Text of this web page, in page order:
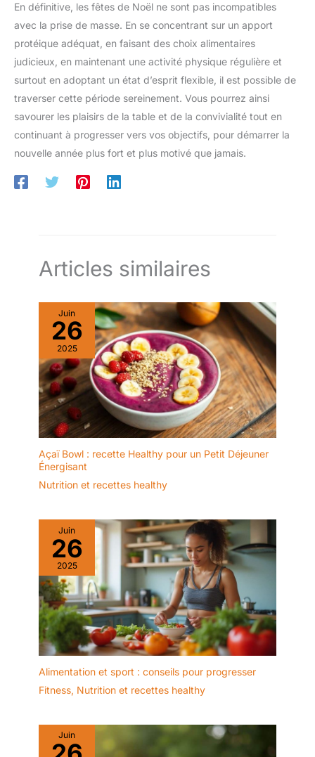
En définitive, les fêtes de Noël ne sont pas incompatibles
avec la prise de masse. En se concentrant sur un apport
protéique adéquat, en faisant des choix alimentaires
judicieux, en maintenant une activité physique régulière et
surtout en adoptant un état d’esprit flexible, il est possible de
traverser cette période sereinement. Vous pourrez ainsi
savourer les plaisirs de la table et de la convivialité tout en
continuant à progresser vers vos objectifs, pour démarrer la
nouvelle année plus fort et plus motivé que jamais.
Articles similaires
Juin
26
2025
Açaï Bowl : recette Healthy pour un Petit Déjeuner
Énergisant
Nutrition et recettes healthy
Juin
26
2025
Alimentation et sport : conseils pour progresser
Fitness, Nutrition et recettes healthy
Juin